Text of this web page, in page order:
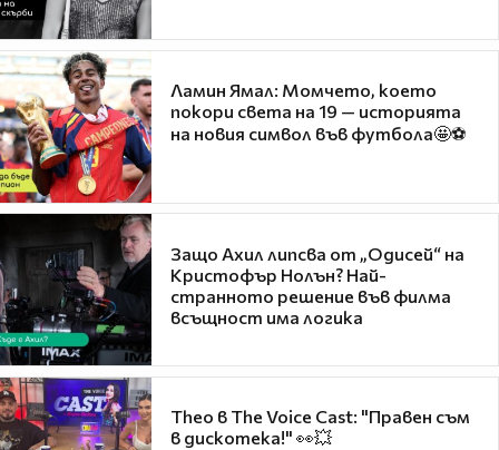
Ламин Ямал: Момчето, което
покори света на 19 — историята
на новия символ във футбола🤩⚽
Защо Ахил липсва от „Одисей“ на
Кристофър Нолън? Най-
странното решение във филма
всъщност има логика
Theo в The Voice Cast: "Правен съм
в дискотека!" 👀💥